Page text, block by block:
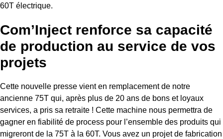
60T électrique.
Com’Inject renforce sa capacité
de production au service de vos
projets
Cette nouvelle presse vient en remplacement de notre
ancienne 75T qui, après plus de 20 ans de bons et loyaux
services, a pris sa retraite ! Cette machine nous permettra de
gagner en fiabilité de process pour l’ensemble des produits qui
migreront de la 75T à la 60T. Vous avez un projet de fabrication